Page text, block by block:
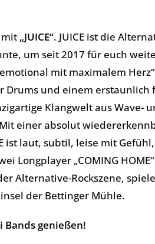
„JUICE“. JUICE ist die
um seit 2017 für euch
mit maximalem
Drums und einem erstaunlich
Klangwelt aus Wave-
einer absolut
ist laut, subtil, leise mit
Longplayer „COMING
Alternative-Rockszene,
der Bettinger Mühle.
genießen!